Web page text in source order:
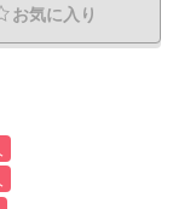
お気に入り